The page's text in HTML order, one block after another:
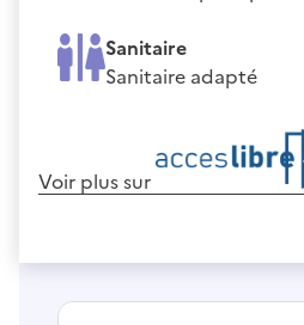
Sanitaire
Sanitaire adapté
Voir plus sur